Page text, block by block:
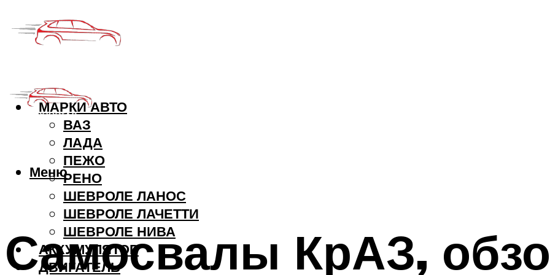
МАРКИ АВТО
ВАЗ
ЛАДА
ПЕЖО
РЕНО
ШЕВРОЛЕ ЛАНОС
ШЕВРОЛЕ ЛАЧЕТТИ
ШЕВРОЛЕ НИВА
АККУМУЛЯТОР
ДВИГАТЕЛЬ
Меню
Самосвалы КрАЗ,